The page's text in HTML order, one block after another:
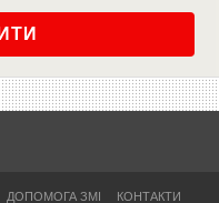
ДОПОМОГА ЗМІ КОНТАКТИ